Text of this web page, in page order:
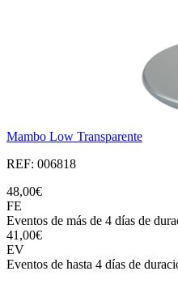
Mambo Low Transparente
REF: 006818
48,00€
FE
Eventos de más de 4 días de
41,00€
EV
Eventos de hasta 4 días de